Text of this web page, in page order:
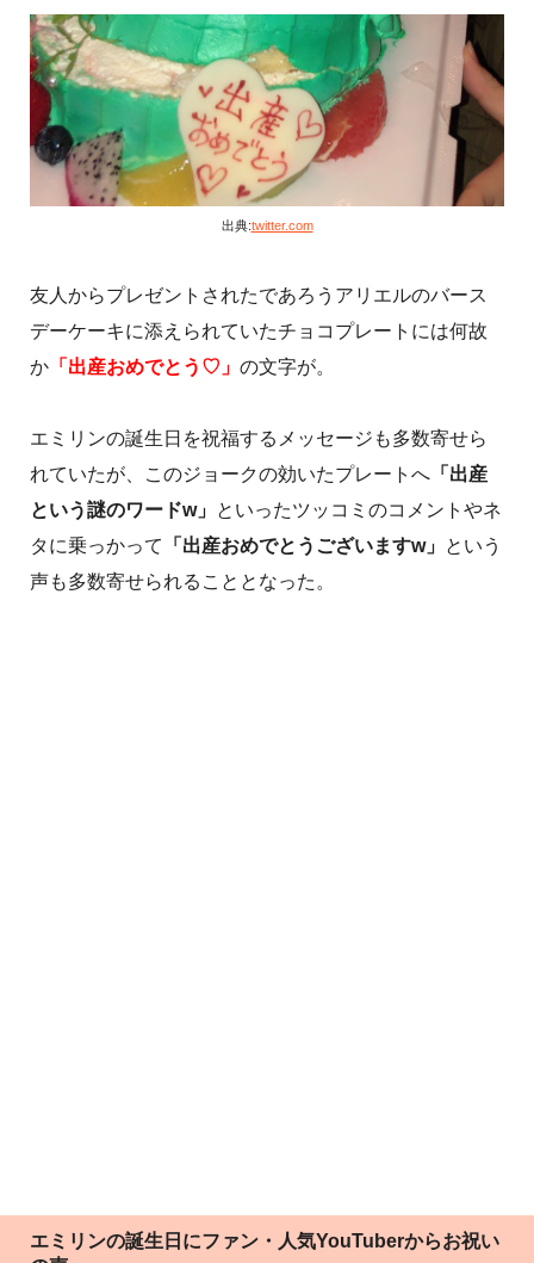
出典:twitter.com
友人からプレゼントされたであろうアリエルのバース
デーケーキに添えられていたチョコプレートには何故
か 「出産おめでとう♡」 の文字が。
エミリンの誕生日を祝福するメッセージも多数寄せら
れていたが、このジョークの効いたプレートへ 「出産
という謎のワードw」 といったツッコミのコメントやネ
タに乗っかって
「出産おめでとうございますw」 という
声も多数寄せられることとなった。
エミリンの誕生日にファン・人気YouTuberからお祝い